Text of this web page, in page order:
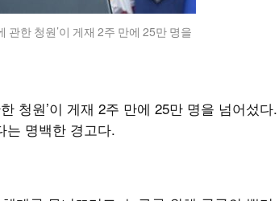
관한 청원’이 게재 2주 만에 25만 명을
청원’이 게재 2주 만에 25만 명을 넘어섰다.
는 명백한 경고다.